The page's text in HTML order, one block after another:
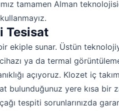
tamamen Alman
Tesisat
ekiple sunar. Üstün
ya da termal görüntüleme
açıyoruz. Klozet iç
bulunduğunuz yere kısa bir
tespiti sorunlarınızda